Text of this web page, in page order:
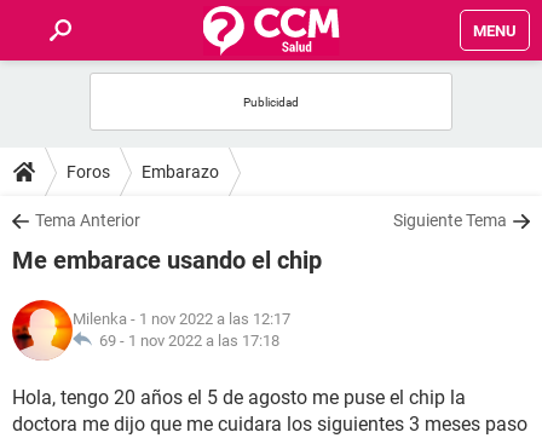
MENU
FOROS
SALUD
NUTRICIÓN
BIENESTAR
Foros Embarazo
Tema Anterior Siguiente Tema
Me embarace usando el chip
Milenka - 1 nov 2022 a las 12:17
69 - 1 nov 2022 a las 17:18
Hola, tengo 20 años el 5 de agosto me puse el chip la
doctora me dijo que me cuidara los siguientes 3 meses paso